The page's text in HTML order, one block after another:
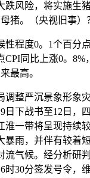
跌风险，将实施生
猪。（央视旧事）
程度0。1个百分
CPI同比上涨0。8%
最高。
整严沉景象形象
日下战书至12日，
淮一带将呈现持续
暴雨，并伴有较着
流气候。经分析研
时30分签发号令，